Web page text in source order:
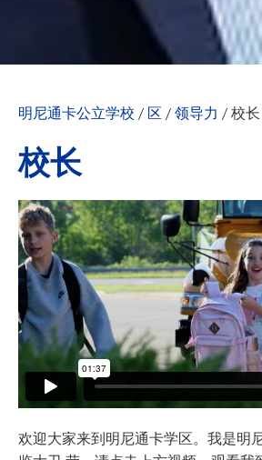
明尼通卡公立学校 / 区 /领导力 /校长
校长
欢迎大家来到明尼通卡学区。我是明